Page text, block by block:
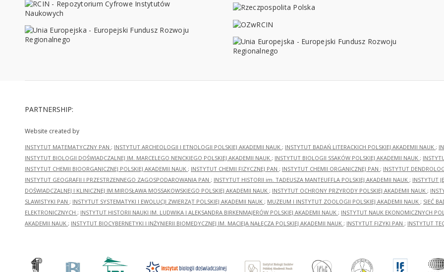
PARTNERSHIP:
Website created by
INSTYTUT MATEMATYCZNY PAN ; INSTYTUT ARCHEOLOGII I ETNOLOGII POLSKIEJ AKADEMII NAUK ; INSTYTUT BADAŃ LITERACKICH POLSKIEJ AKADEMII NAUK ;
INSTYTUT BIOLOGII DOŚWIADCZALNEJ IM. MARCELEGO NENCKIEGO POLSKIEJ AKADEMII NAUK ; INSTYTUT BIOLOGII SSAKÓW POLSKIEJ AKADEMII NAUK ;
INSTYTUT CHEMII BIOORGANICZNEJ POLSKIEJ AKADEMII NAUK ; INSTYTUT CHEMII FIZYCZNEJ PAN ; INSTYTUT CHEMII ORGANICZNEJ PAN ; INSTYTUT
INSTYTUT GEOGRAFII I PRZESTRZENNEGO ZAGOSPODAROWANIA PAN ; INSTYTUT HISTORII im. TADEUSZA MANTEUFFLA POLSKIEJ AKADEMII NAUK ; INSTYTUT
DOŚWIADCZALNEJ I KLINICZNEJ IM.MIROSŁAWA MOSSAKOWSKIEGO POLSKIEJ AKADEMII NAUK ; INSTYTUT OCHRONY PRZYRODY POLSKIEJ AKADEMII NAUK ;
SLAWISTYKI PAN ; INSTYTUT SYSTEMATYKI I EWOLUCJI ZWIERZĄT POLSKIEJ AKADEMII NAUK ; MUZEUM I INSTYTUT ZOOLOGII POLSKIEJ AKADEMII NAUK ; SIEĆ
ELEKTRONICZNYCH ; INSTYTUT HISTORII NAUKI IM. LUDWIKA I ALEKSANDRA BIRKENMAJERÓW POLSKIEJ AKADEMII NAUK ; INSTYTUT NAUK EKONOMICZNYCH
AKADEMII NAUK ; INSTYTUT BIOCYBERNETYKI I INŻYNIERII BIOMEDYCZNEJ IM. MACIEJA NAŁĘCZA POLSKIEJ AKADEMII NAUK ; INSTYTUT FIZYKI PAN ; INSTYTUT